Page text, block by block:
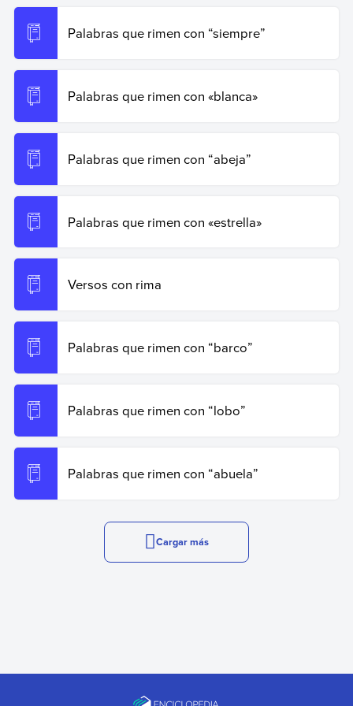
Palabras que rimen con “siempre”
Palabras que rimen con «blanca»
Palabras que rimen con “abeja”
Palabras que rimen con «estrella»
Versos con rima
Palabras que rimen con “barco”
Palabras que rimen con “lobo”
Palabras que rimen con “abuela”
Cargar más